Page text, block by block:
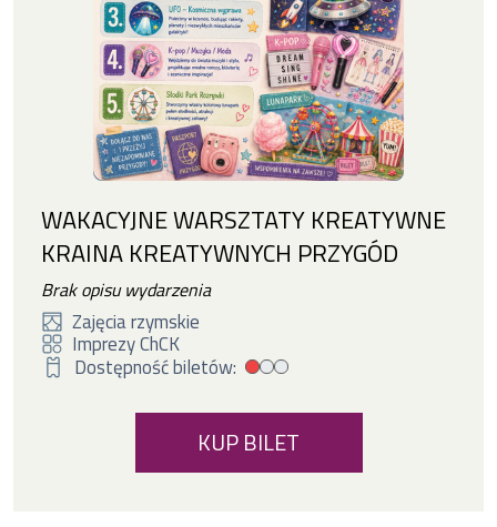
WAKACYJNE WARSZTATY KREATYWNE
KRAINA KREATYWNYCH PRZYGÓD
Brak opisu wydarzenia
Zajęcia rzymskie
Imprezy ChCK
Dostępność biletów:
Mała dostępność biletów
KUP BILET